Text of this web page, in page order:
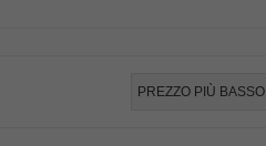
PREZZO PIÙ BASSO